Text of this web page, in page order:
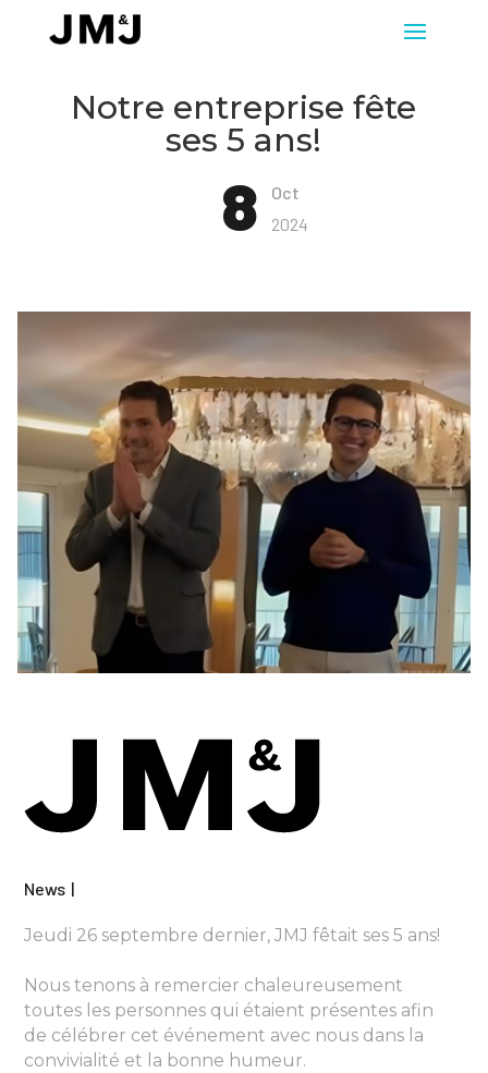
Notre entreprise fête
ses 5 ans!
8
Oct
2024
News
Jeudi 26 septembre dernier, JMJ fêtait ses 5 ans!
Nous tenons à remercier chaleureusement
toutes les personnes qui étaient présentes afin
de célébrer cet événement avec nous dans la
convivialité et la bonne humeur.